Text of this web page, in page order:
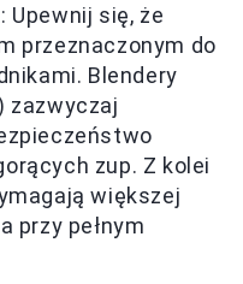
: Upewnij się, że
przeznaczonym do
Blendery
zazwyczaj
zup. Z kolei
większej
przy pełnym